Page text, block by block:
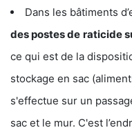
Dans les bâtiments
des postes de raticide
ce qui est de la
stockage en sac
s'effectue sur un
sac et le mur. C'est